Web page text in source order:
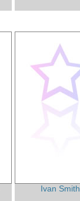
Ivan Smith